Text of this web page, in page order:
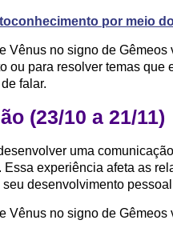
por meio
Vênus no signo de
ou para resolver temas que
falar.
(23/10 a 21/11)
uma
Essa experiência afeta as
seu desenvolvimento
Vênus no signo de